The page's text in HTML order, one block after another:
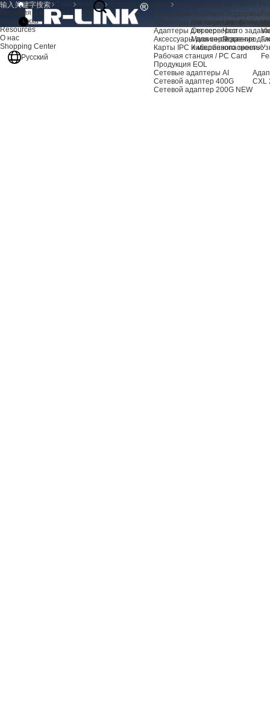
Продукция
Адаптеры для серверов AI
Адаптеры для серверов
Аксессуары для сервера
Карты IPC и машинного зрения
Рабочая станция / PC Card
Продукция EOL
Сетевые адаптеры AI
Сетевой адаптер 400G
Сетевой адаптер 200G NEW
CXL
Решения
Расширение
Сервер
Машинное зрение
Кибербезопасность
Поддержка
Центр
Часто
Продукция
Решения
Поддержка
Resources
О нас
Shopping Center
Русский
Главная О нас Новости Новости компании
Поздравляем LR-LINK с
Поздравляем LR-LINK с 15-летием!